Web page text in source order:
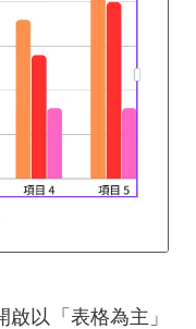
以「表格為主」